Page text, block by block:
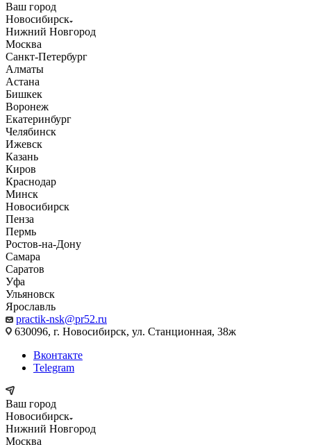
Ваш город
Новосибирск
Нижний Новгород
Москва
Санкт-Петербург
Алматы
Астана
Бишкек
Воронеж
Екатеринбург
Челябинск
Ижевск
Казань
Киров
Краснодар
Минск
Новосибирск
Пенза
Пермь
Ростов-на-Дону
Самара
Саратов
Уфа
Ульяновск
Ярославль
practik-nsk@pr52.ru
630096, г. Новосибирск, ул. Станционная, 38ж
Вконтакте
Telegram
Ваш город
Новосибирск
Нижний Новгород
Москва